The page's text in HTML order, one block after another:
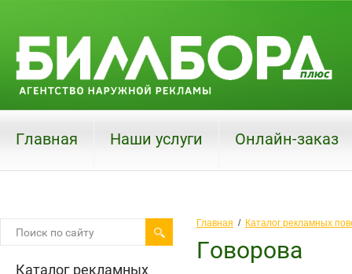
Главная Наши услуги Онлайн-заказ
Каталог рекламных
Главная
  /
Каталог рекламных
Говорова